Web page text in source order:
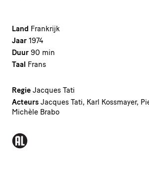
Land Frankrijk
Jaar 1974
Duur 90 min
Taal Frans
Regie Jacques Tati
Acteurs Jacques Tati, Karl Kossmayer,
Michèle Brabo